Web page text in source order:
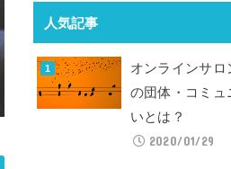
人気記事
オンラインサ
の団体・コミュ
いとは？
2020/01/29